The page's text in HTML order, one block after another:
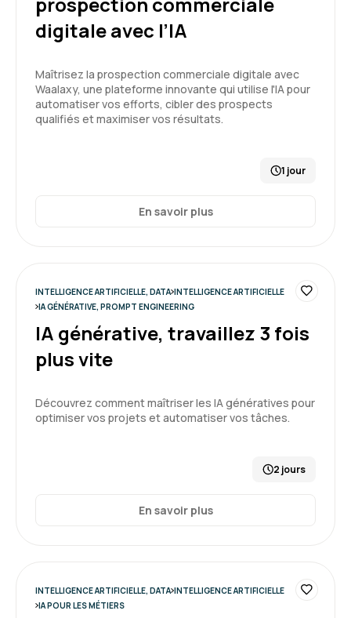
digitale avec l’IA
Maîtrisez la prospection commerciale digitale avec
Waalaxy, une plateforme innovante qui utilise l'IA pour
automatiser vos efforts, cibler des prospects
qualifiés et maximiser vos résultats.
1 jour
En savoir plus
INTELLIGENCE ARTIFICIELLE, DATA INTELLIGENCE ARTIFICIELLE
IA GÉNÉRATIVE, PROMPT ENGINEERING
IA générative, travaillez 3 fois
plus vite
Découvrez comment maîtriser les IA génératives pour
optimiser vos projets et automatiser vos tâches.
2 jours
En savoir plus
INTELLIGENCE ARTIFICIELLE, DATA INTELLIGENCE ARTIFICIELLE
IA POUR LES MÉTIERS